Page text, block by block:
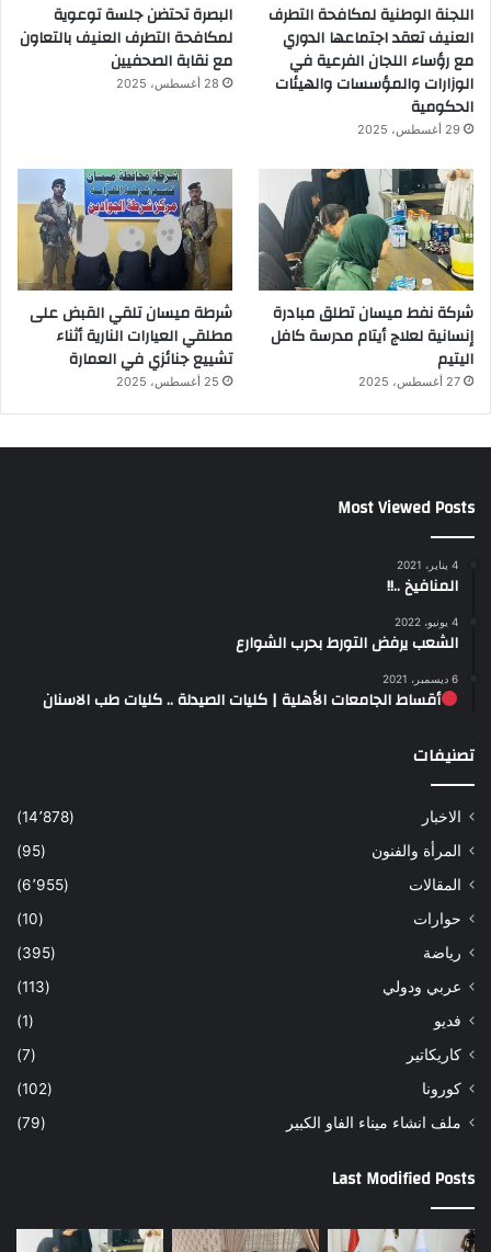
اللجنة الوطنية لمكافحة التطرف
العنيف تعقد اجتماعها الدوري
مع رؤساء اللجان الفرعية في
الوزارات والمؤسسات والهيئات
الحكومية
29 أغسطس، 2025
البصرة تحتضن جلسة توعوية
لمكافحة التطرف العنيف بالتعاون
مع نقابة الصحفيين
28 أغسطس، 2025
شركة نفط ميسان تطلق مبادرة
إنسانية لعلاج أيتام مدرسة كافل
اليتيم
27 أغسطس، 2025
شرطة ميسان تلقي القبض على
مطلقي العيارات النارية أثناء
تشييع جنائزي في العمارة
25 أغسطس، 2025
Most Viewed Posts
4 يناير، 2021
المنافيخ ..!!
4 يونيو، 2022
الشعب يرفض التورط بحرب الشوارع
6 ديسمبر، 2021
أقساط الجامعات الأهلية | كليات الصيدلة .. كليات طب الاسنان
تصنيفات
الاخبار
(14٬878)
المرأة والفنون
(95)
المقالات
(6٬955)
حوارات
(10)
رياضة
(395)
عربي ودولي
(113)
فديو
(1)
كاريكاتير
(7)
كورونا
(102)
ملف انشاء ميناء الفاو الكبير
(79)
Last Modified Posts